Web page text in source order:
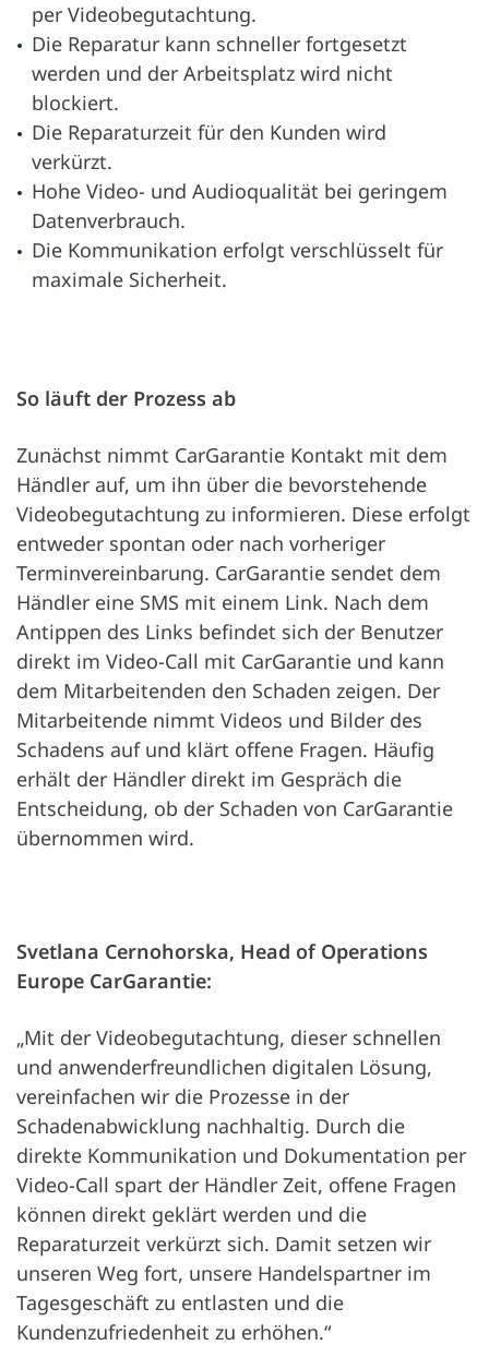
per Videobegutachtung.
Die Reparatur kann schneller fortgesetzt
werden und der Arbeitsplatz wird nicht
blockiert.
Die Reparaturzeit für den Kunden wird
verkürzt.
Hohe Video- und Audioqualität bei geringem
Datenverbrauch.
Die Kommunikation erfolgt verschlüsselt für
maximale Sicherheit.
So läuft der Prozess ab
Zunächst nimmt CarGarantie Kontakt mit dem
Händler auf, um ihn über die bevorstehende
Videobegutachtung zu informieren. Diese erfolgt
entweder spontan oder nach vorheriger
Terminvereinbarung. CarGarantie sendet dem
Händler eine SMS mit einem Link. Nach dem
Antippen des Links befindet sich der Benutzer
direkt im Video-Call mit CarGarantie und kann
dem Mitarbeitenden den Schaden zeigen. Der
Mitarbeitende nimmt Videos und Bilder des
Schadens auf und klärt offene Fragen. Häufig
erhält der Händler direkt im Gespräch die
Entscheidung, ob der Schaden von CarGarantie
übernommen wird.
Svetlana Cernohorska, Head of Operations
Europe CarGarantie:
„Mit der Videobegutachtung, dieser schnellen
und anwenderfreundlichen digitalen Lösung,
vereinfachen wir die Prozesse in der
Schadenabwicklung nachhaltig. Durch die
direkte Kommunikation und Dokumentation per
Video-Call spart der Händler Zeit, offene Fragen
können direkt geklärt werden und die
Reparaturzeit verkürzt sich. Damit setzen wir
unseren Weg fort, unsere Handelspartner im
Tagesgeschäft zu entlasten und die
Kundenzufriedenheit zu erhöhen.“